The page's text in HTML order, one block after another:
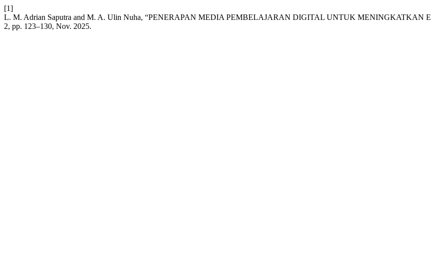
[1]
L. M. Adrian Saputra and M. A. Ulin Nuha, “PENERAPAN MEDIA PEMBELAJARAN DIGITAL UNTUK
2, pp. 123–130, Nov. 2025.